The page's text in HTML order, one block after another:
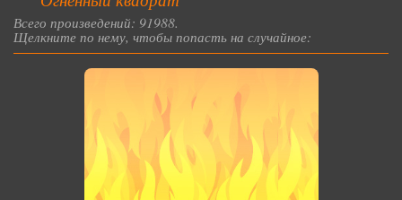
Всего произведений: 91988.
Щелкните по нему, чтобы попасть на случайное: